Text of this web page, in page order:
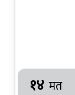
१४ मत